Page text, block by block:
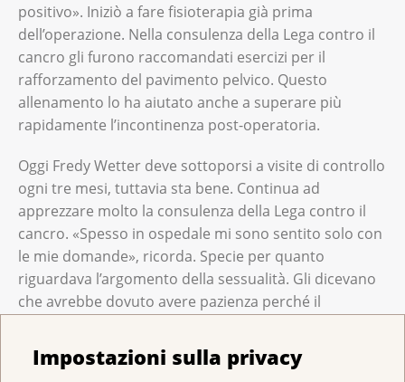
Impostazioni sulla privacy
positivo». Iniziò a fare fisioterapia già prima
dell’operazione. Nella consulenza della Lega contro il
cancro gli furono raccomandati esercizi per il
rafforzamento del pavimento pelvico. Questo
allenamento lo ha aiutato anche a superare più
rapidamente l’incontinenza post-operatoria.
Oggi Fredy Wetter deve sottoporsi a visite di controllo
ogni tre mesi, tuttavia sta bene. Continua ad
apprezzare molto la consulenza della Lega contro il
cancro. «Spesso in ospedale mi sono sentito solo con
le mie domande», ricorda. Specie per quanto
riguardava l’argomento della sessualità. Gli dicevano
che avrebbe dovuto avere pazienza perché il
diminuite. Ma col tempo ci si rende conto che in un
rapporto di coppia la sessualità è molto più che un